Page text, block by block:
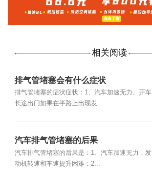
相关阅读
排气管堵塞会有什么症状
排气管堵塞的症状症状：1、汽车加速无力。开车
长途出门如果在半路上出现发...
汽车排气管堵塞的后果
汽车排气管堵塞的后果是：1、汽车加速无力，发
动机转速和车速提升困难；2...